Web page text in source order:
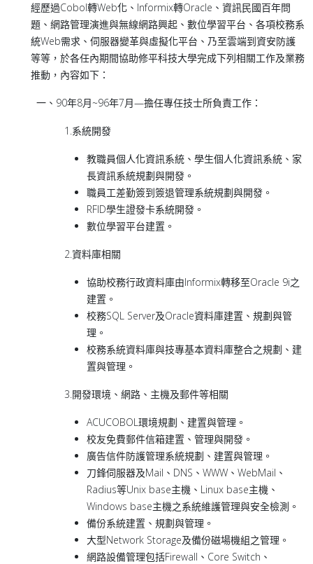
經歷過Cobol轉Web化、Informix轉Oracle、資訊民國百年問
題、網路管理演進與無線網路興起、數位學習平台、各項校務系
統Web需求、伺服器變革與虛擬化平台、乃至雲端到資安防護
等等，於各任內期間協助修平科技大學完成下列相關工作及業務
推動，內容如下：
一、90年8月~96年7月—擔任專任技士所負責工作：
1.系統開發
教職員個人化資訊系統、學生個人化資訊系統、家
長資訊系統規劃與開發。
職員工差勤簽到簽退管理系統規劃與開發。
RFID學生證發卡系統開發。
數位學習平台建置。
2.資料庫相關
協助校務行政資料庫由Informix轉移至Oracle 9i之
建置。
校務SQL Server及Oracle資料庫建置、規劃與管
理。
校務系統資料庫與技專基本資料庫整合之規劃、建
置與管理。
3.開發環境、網路、主機及郵件等相關
ACUCOBOL環境規劃、建置與管理。
校友免費郵件信箱建置、管理與開發。
廣告信件防護管理系統規劃、建置與管理。
刀鋒伺服器及Mail、DNS、WWW、WebMail、
Radius等Unix base主機、Linux base主機、
Windows base主機之系統維護管理與安全檢測。
備份系統建置、規劃與管理。
大型Network Storage及備份磁場機組之管理。
網路設備管理包括Firewall、Core Switch、